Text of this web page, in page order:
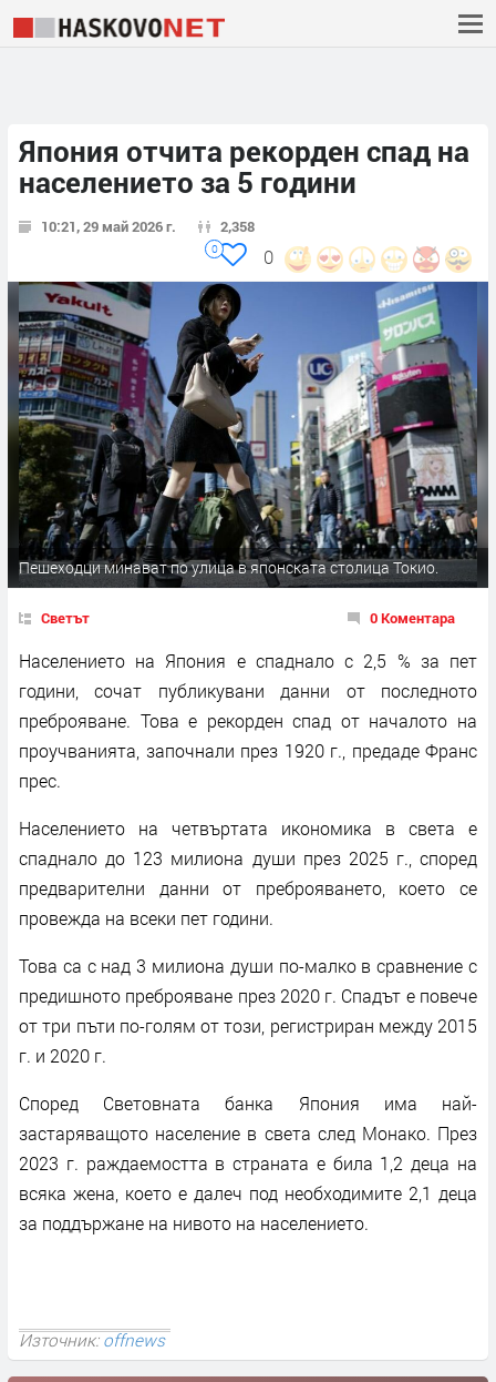
Япония отчита рекорден спад на
населението за 5 години
10:21, 29 май 2026 г. 2,358
0
0
Пешеходци минават по улица в японската столица Токио.
Светът 0 Коментара
Населението на Япония е спаднало с 2,5 % за пет
години, сочат публикувани данни от последното
преброяване. Това е рекорден спад от началото на
проучванията, започнали през 1920 г., предаде Франс
прес.
Населението на четвъртата икономика в света е
спаднало до 123 милиона души през 2025 г., според
предварителни данни от преброяването, което се
провежда на всеки пет години.
Това са с над 3 милиона души по-малко в сравнение с
предишното преброяване през 2020 г. Спадът е повече
от три пъти по-голям от този, регистриран между 2015
г. и 2020 г.
Според Световната банка Япония има най-
застаряващото население в света след Монако. През
2023 г. раждаемостта в страната е била 1,2 деца на
всяка жена, което е далеч под необходимите 2,1 деца
за поддържане на нивото на населението.
Източник:offnews